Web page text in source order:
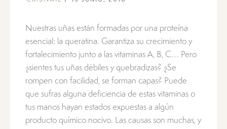
Nuestras uñas están formadas por una proteína
esencial: la queratina. Garantiza su crecimiento y
fortalecimiento junto a las vitaminas A, B, C… Pero
¿sientes tus uñas débiles y quebradizas? ¿Se
rompen con facilidad, se forman capas? Puede
que sufras alguna deficiencia de estas vitaminas o
tus manos hayan estados expuestas a algún
producto químico nocivo. Las causas son muchas, y